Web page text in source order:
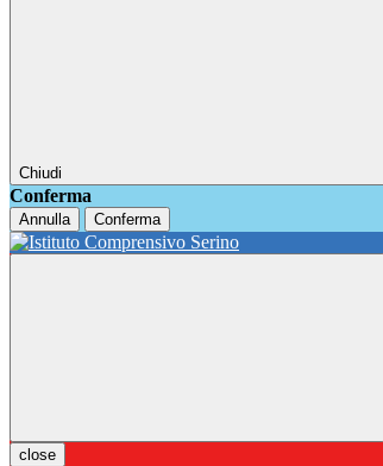
Chiudi
Conferma
Annulla Conferma
close